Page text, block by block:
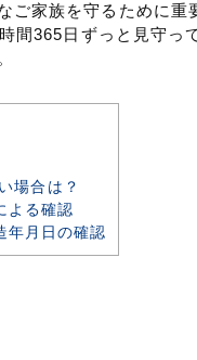
ご家族を守るために
間365日ずっと見守っ
場合は？
よる確認
年月日の確認